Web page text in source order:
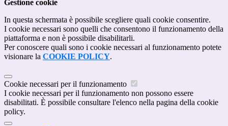
Gestione cookie
In questa schermata è possibile scegliere quali cookie consentire.
I cookie necessari sono quelli che consentono il funzionamento della
piattaforma e non è possibile disabilitarli.
Per conoscere quali sono i cookie necessari al funzionamento potete
visionare la COOKIE POLICY.
Cookie necessari per il funzionamento
I cookie necessari per il funzionamento non possono essere
disabilitati. È possibile consultare l'elenco nella pagina della cookie
policy.